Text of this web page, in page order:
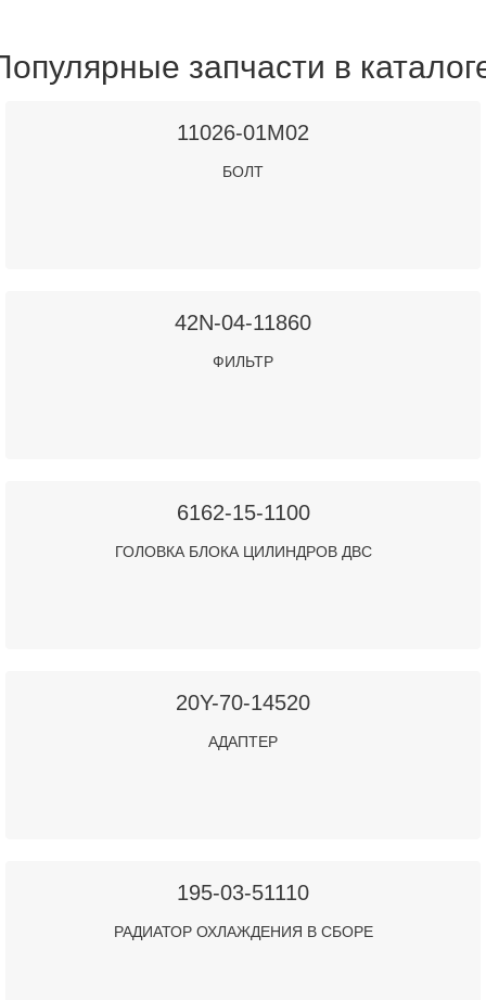
запчасти в
11026-01M02
БОЛТ
42N-04-11860
ФИЛЬТР
6162-15-1100
ГОЛОВКА БЛОКА ЦИЛИНДРОВ ДВС
20Y-70-14520
АДАПТЕР
195-03-51110
РАДИАТОР ОХЛАЖДЕНИЯ В СБОРЕ